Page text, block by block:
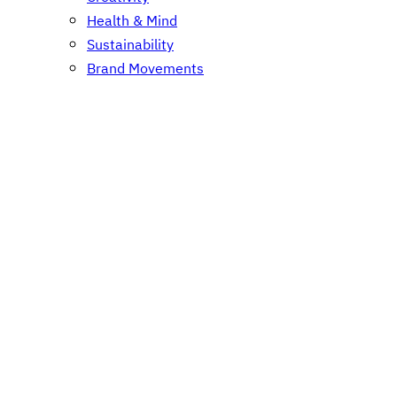
Health & Mind
Sustainability
Brand Movements